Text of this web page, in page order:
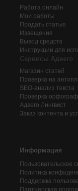
Работа онлайн
Мои работы
Продать статью
Извещения
Вывод средств
Инструкции для
Сервисы Адвего
Магазин статей
Проверка на
SEO-анализ текста
Проверка
Адвего Лингвист
Заказ контента и
Информация
Пользовательское
Политика
Поддержка
Партнерская